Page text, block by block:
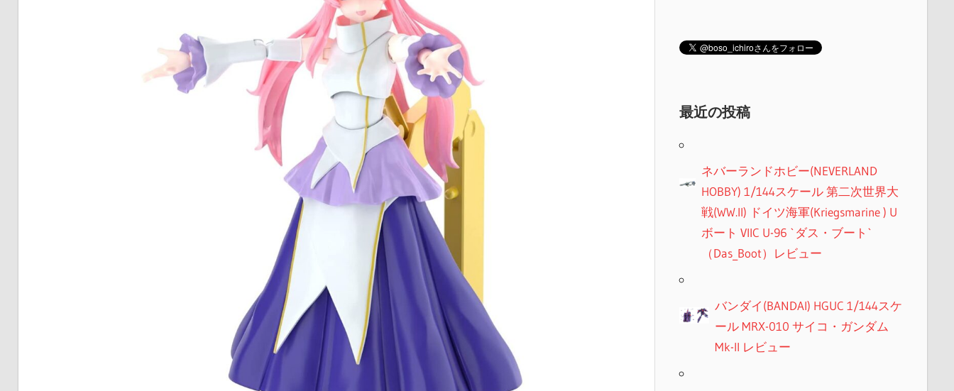
最近の投稿
ネバーランドホビー(NEVERLAND
HOBBY) 1/144スケール 第二次世界大
戦(WW.II) ドイツ海軍(Kriegsmarine ) U
ボート VIIC U-96 `ダス・ブート`
（Das_Boot）レビュー
バンダイ(BANDAI) HGUC 1/144スケ
ール MRX-010 サイコ・ガンダム
Mk-II レビュー